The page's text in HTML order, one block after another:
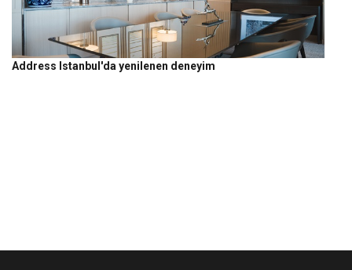
Address Istanbul'da yenilenen deneyim